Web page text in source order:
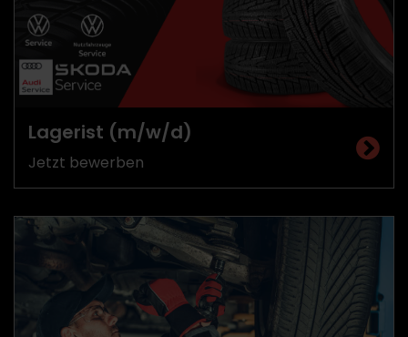
Lagerist (m/w/d)
Jetzt bewerben